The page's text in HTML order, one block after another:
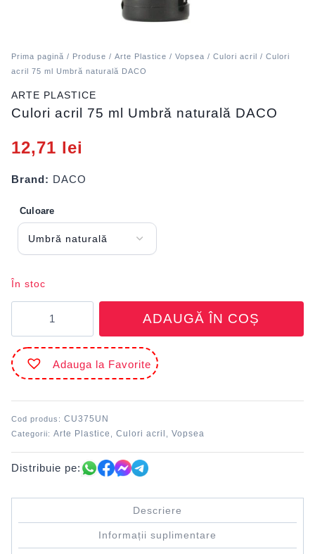
Prima pagină / Produse / Arte Plastice / Vopsea / Culori acril / Culori
acril 75 ml Umbră naturală DACO
ARTE PLASTICE
Culori acril 75 ml Umbră naturală DACO
12,71 lei
Brand: DACO
Culoare
În stoc
acril
75
ml
Umbră
ADAUGĂ ÎN COȘ
Adauga la Favorite
Cod produs: CU375UN
Categorii: Arte Plastice Culori acril Vopsea
Distribuie pe:
Descriere
Informații suplimentare